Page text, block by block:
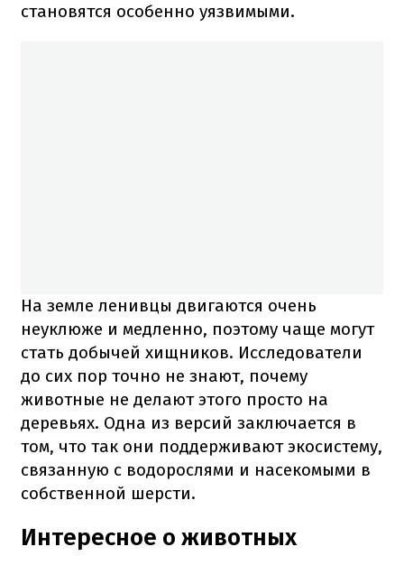
становятся особенно уязвимыми.
На земле ленивцы двигаются очень
неуклюже и медленно, поэтому чаще могут
стать добычей хищников. Исследователи
до сих пор точно не знают, почему
животные не делают этого просто на
деревьях. Одна из версий заключается в
том, что так они поддерживают экосистему,
связанную с водорослями и насекомыми в
собственной шерсти.
Интересное о животных